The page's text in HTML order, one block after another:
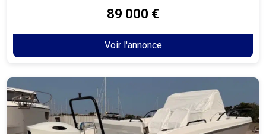
89 000 €
Voir l'annonce